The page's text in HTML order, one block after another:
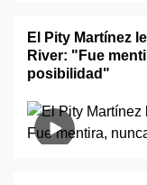
El Pity Martínez
River: "Fue
posibilidad"